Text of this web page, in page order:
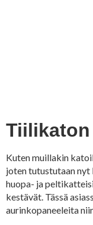
Kuten muillakin
joten tutustutaan nyt
huopa- ja
kestävät. Tässä
aurinkopaneeleita